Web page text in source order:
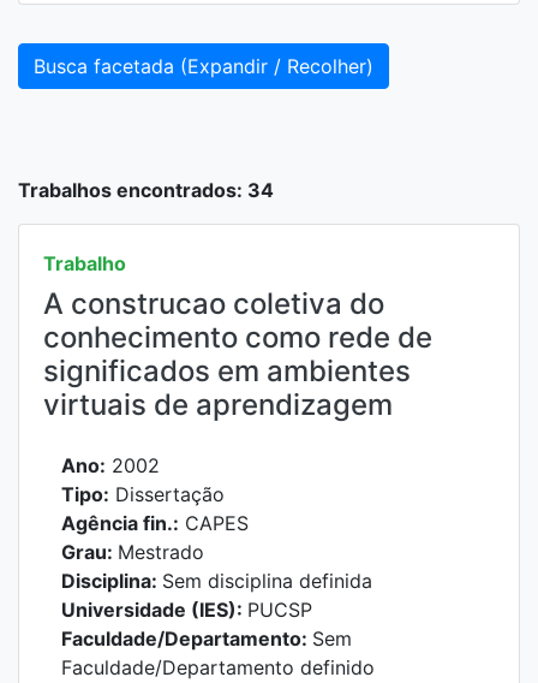
Busca facetada (Expandir / Recolher)
Trabalhos encontrados: 34
Trabalho
A construcao coletiva do
conhecimento como rede de
significados em ambientes
virtuais de aprendizagem
Ano: 2002
Tipo: Dissertação
Agência fin.: CAPES
Grau: Mestrado
Disciplina: Sem disciplina definida
Universidade (IES): PUCSP
Faculdade/Departamento: Sem
Faculdade/Departamento definido